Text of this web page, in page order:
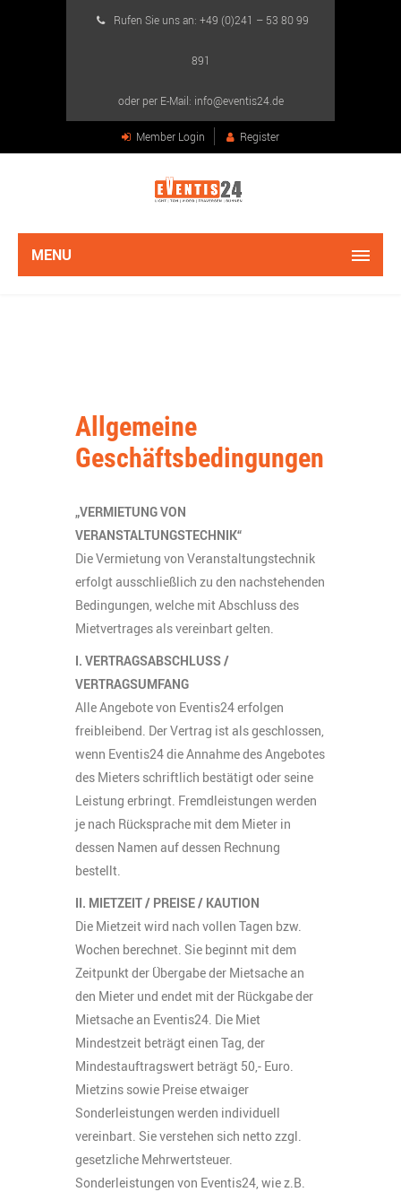
Rufen Sie uns an: +49 (0)241 – 53 80 99
891
oder per E-Mail: info@eventis24.de
Member Login Register
MENU
Allgemeine
Geschäftsbedingungen
„VERMIETUNG VON
VERANSTALTUNGSTECHNIK“
Die Vermietung von Veranstaltungstechnik
erfolgt ausschließlich zu den nachstehenden
Bedingungen, welche mit Abschluss des
Mietvertrages als vereinbart gelten.
I. VERTRAGSABSCHLUSS /
VERTRAGSUMFANG
Alle Angebote von Eventis24 erfolgen
freibleibend. Der Vertrag ist als geschlossen,
wenn Eventis24 die Annahme des Angebotes
des Mieters schriftlich bestätigt oder seine
Leistung erbringt. Fremdleistungen werden
je nach Rücksprache mit dem Mieter in
dessen Namen auf dessen Rechnung
bestellt.
II. MIETZEIT / PREISE / KAUTION
Die Mietzeit wird nach vollen Tagen bzw.
Wochen berechnet. Sie beginnt mit dem
Zeitpunkt der Übergabe der Mietsache an
den Mieter und endet mit der Rückgabe der
Mietsache an Eventis24. Die Miet
Mindestzeit beträgt einen Tag, der
Mindestauftragswert beträgt 50,- Euro.
Mietzins sowie Preise etwaiger
Sonderleistungen werden individuell
vereinbart. Sie verstehen sich netto zzgl.
gesetzliche Mehrwertsteuer.
Sonderleistungen von Eventis24, wie z.B.